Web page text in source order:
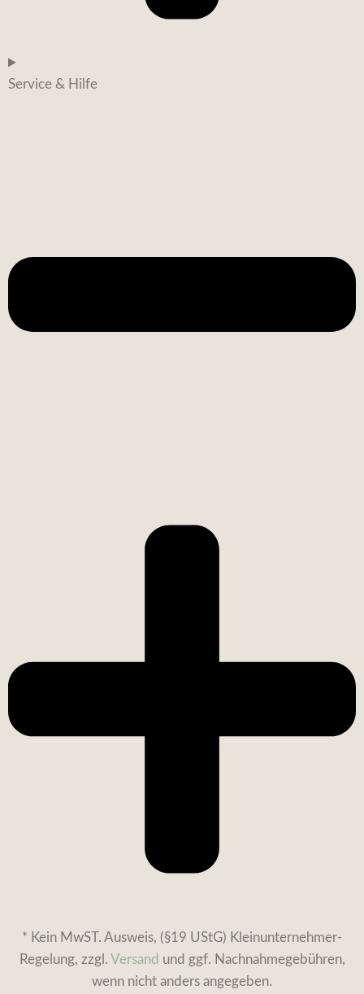
Service & Hilfe
* Kein MwST. Ausweis, (§19 UStG) Kleinunternehmer-
Regelung, zzgl. Versand und ggf. Nachnahmegebühren,
wenn nicht anders angegeben.